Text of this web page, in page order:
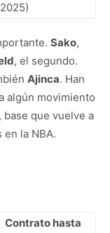
Sako,
, el segundo.
Ajinca. Han
algún movimiento
, base que vuelve a
la NBA.
Contrato hasta